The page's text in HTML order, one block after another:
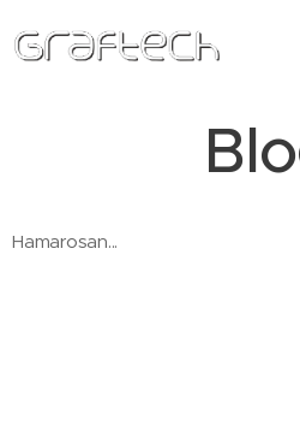
Hamarosan...